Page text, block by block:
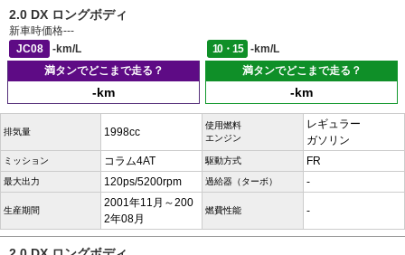
2.0 DX ロングボディ
新車時価格---
JC08
-km/L 10・15
-km/L
満タンでどこまで走る？
-km
満タンでどこまで走る？
-km
排気量 1998cc
使用燃料
エンジン
レギュラー
ガソリン
ミッション コラム4AT 駆動方式 FR
最大出力 120ps/5200rpm 過給器（ターボ） -
生産期間
2001年11月～200
2年08月
燃費性能 -